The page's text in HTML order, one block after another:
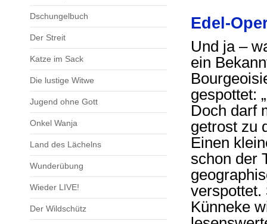
Dschungelbuch
Der Streit
Katze im Sack
Die lustige Witwe
Jugend ohne Gott
Onkel Wanja
Land des Lächelns
Wunderübung
Wieder LIVE!
Der Wildschütz
Edel-
Und ja –
ein
gespottet: „
Doch darf
getrost zu
Einen
schon der
verspottet.
Künneke